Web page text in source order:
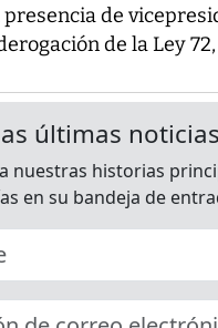
de
de la Ley